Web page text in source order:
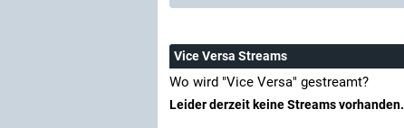
Vice Versa Streams
Wo wird "Vice Versa" gestreamt?
Leider derzeit keine Streams vorhanden.